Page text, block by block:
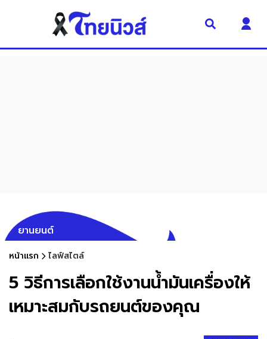
ยานยนต์
หน้าแรก ไลฟ์สไตล์
5 วิธีการเลือกใช้งานน้ำมันเครื่องให้
เหมาะสมกับรถยนต์ของคุณ